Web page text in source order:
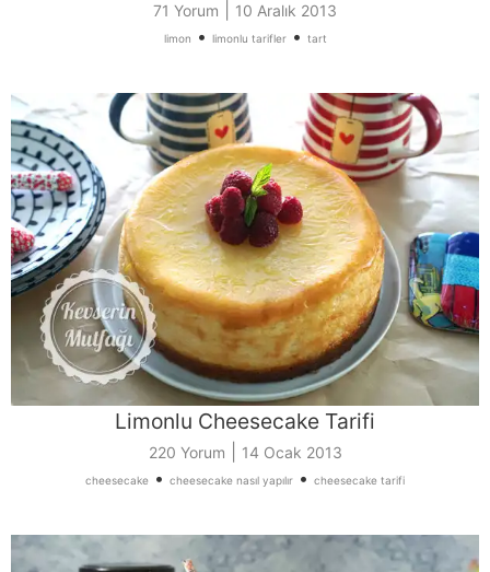
71 Yorum 10 Aralık 2013
limon • limonlu tarifler• tart
Limonlu Cheesecake Tarifi
220 Yorum 14 Ocak 2013
cheesecake • cheesecake nasıl yapılır • cheesecake tarifi